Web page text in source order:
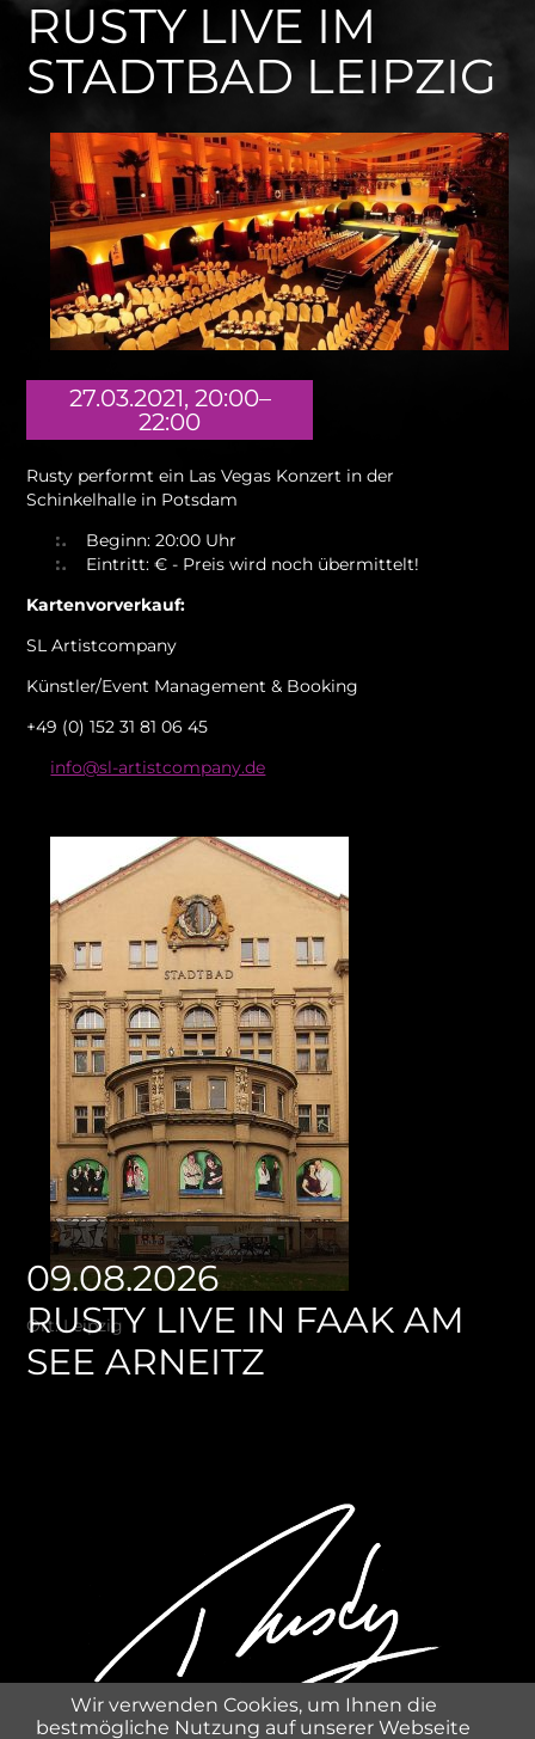
09.08.2026
RUSTY LIVE IN FAAK AM
SEE ARNEITZ
RUSTY LIVE IM
STADTBAD LEIPZIG
27.03.2021, 20:00–
22:00
Rusty performt ein Las Vegas Konzert in der
Schinkelhalle in Potsdam
Beginn: 20:00 Uhr
Eintritt: € - Preis wird noch übermittelt!
Kartenvorverkauf:
SL Artistcompany
Künstler/Event Management & Booking
+49 (0) 152 31 81 06 45
info@sl-artistcompany.de
Ort: Leipzig
Wir verwenden Cookies, um Ihnen die
bestmögliche Nutzung auf unserer Webseite